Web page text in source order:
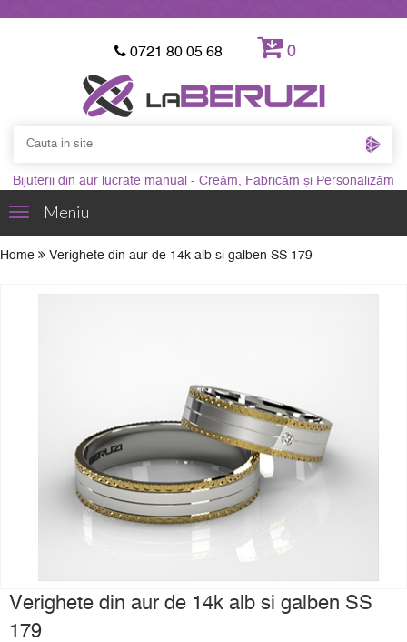
0721 80 05 68 0
Bijuterii din aur lucrate manual - Creăm, Fabricăm și Personalizăm
ToggleMeniu
Home Verighete din aur de 14k alb si galben SS 179
Verighete din aur de 14k alb si galben SS
179